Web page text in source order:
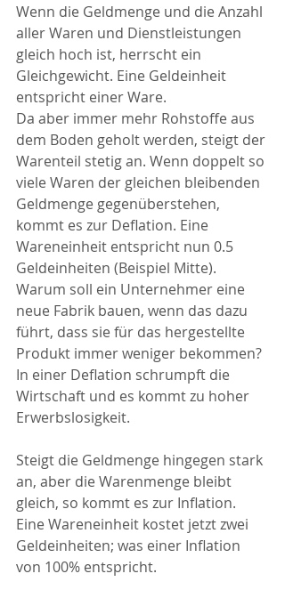
Wenn die Geldmenge und die Anzahl
aller Waren und Dienstleistungen
gleich hoch ist, herrscht ein
Gleichgewicht. Eine Geldeinheit
entspricht einer Ware.
Da aber immer mehr Rohstoffe aus
dem Boden geholt werden, steigt der
Warenteil stetig an. Wenn doppelt so
viele Waren der gleichen bleibenden
Geldmenge gegenüberstehen,
kommt es zur Deflation. Eine
Wareneinheit entspricht nun 0.5
Geldeinheiten (Beispiel Mitte).
Warum soll ein Unternehmer eine
neue Fabrik bauen, wenn das dazu
führt, dass sie für das hergestellte
Produkt immer weniger bekommen?
In einer Deflation schrumpft die
Wirtschaft und es kommt zu hoher
Erwerbslosigkeit.
Steigt die Geldmenge hingegen stark
an, aber die Warenmenge bleibt
gleich, so kommt es zur Inflation.
Eine Wareneinheit kostet jetzt zwei
Geldeinheiten; was einer Inflation
von 100% entspricht.